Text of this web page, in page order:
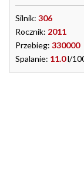
Silnik: 306
Rocznik: 2011
Przebieg: 330000
Spalanie: 11.0l/